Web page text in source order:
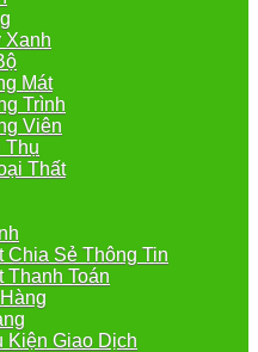
Xanh
Mát
Trình
Viên
Thụ
Thất
Chia Sẻ Thông Tin
Thanh Toán
Giao Dịch